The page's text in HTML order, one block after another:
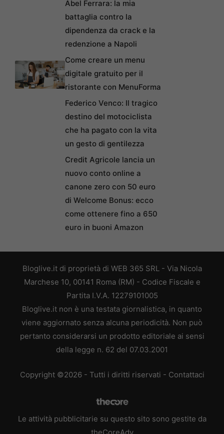
Abel Ferrara: la mia
battaglia contro la
dipendenza da crack e la
redenzione a Napoli
Come creare un menu
digitale gratuito per il
ristorante con MenuForma
Federico Venco: Il tragico
destino del motociclista
che ha pagato con la vita
un gesto di gentilezza
Credit Agricole lancia un
nuovo conto online a
canone zero con 50 euro
di Welcome Bonus: ecco
come ottenere fino a 650
euro in buoni Amazon
Bloglive.it di proprietà di WEB 365 SRL - Via Nicola
Marchese 10, 00141 Roma (RM) - Codice Fiscale e
Partita I.V.A. 12279101005
Bloglive.it non è una testata giornalistica, in quanto
viene aggiornato senza alcuna periodicità. Non può
pertanto considerarsi un prodotto editoriale ai sensi
della legge n. 62 del 07.03.2001
Copyright ©2026 - Tutti i diritti riservati - Contattaci
Le attività pubblicitarie su questo sito sono gestite da